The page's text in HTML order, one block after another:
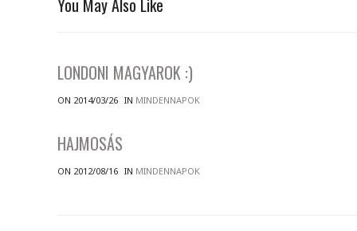
You May Also Like
LONDONI MAGYAROK :)
ON 2014/03/26 IN MINDENNAPOK
HAJMOSÁS
ON 2012/08/16 IN MINDENNAPOK